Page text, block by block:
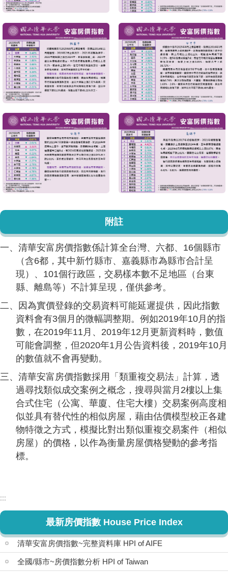
附註
一、清華安富房價指數係計算全台灣、六都、16個縣市
（含6都，其中新竹縣市、嘉義縣市為縣市合計呈
現）、101個行政區，交易樣本數不足地區（台東
縣、離島等）不計算呈現，僅供參考。
二、因為實價登錄的交易資料可能延遲提供，因此指數
資料會有3個月的微幅調整期。例如2019年10月的指
數，在2019年11月、2019年12月更新資料時，數值
可能會調整，但2020年1月公告資料後，2019年10月
的數值就不會再變動。
三、清華安富房價指數採用「類重複交易法」計算，透
過尋找類似成交案例之概念，搜尋與當月2樓以上集
合式住宅（公寓、華廈、住宅大樓）交易案例高度相
似並具有替代性的相似房屋，藉由估價模型校正各建
物特徵之方式，模擬比對出類似重複交易案件（相似
房屋）的價格，以作為衡量房屋價格變動的參考指
標。
:::
最新房價指數 House Price Index
清華安富房價指數~完整資料庫 HPI of AIFE
全國/縣市~房價指數分析 HPI of Taiwan